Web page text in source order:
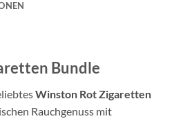
Bundle
Winston Rot Zigaretten
Rauchgenuss mit